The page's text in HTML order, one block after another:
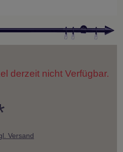
derzeit nicht Verfügbar.
Versand